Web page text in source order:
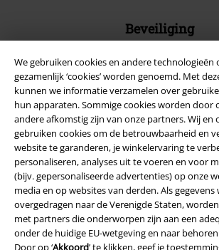
We gebruiken cookies en andere technologieën
gezamenlijk ‘cookies’ worden genoemd. Met
kunnen we informatie verzamelen over
hun apparaten. Sommige cookies worden door
andere afkomstig zijn van onze partners. Wij en
gebruiken cookies om de betrouwbaarheid en
website te garanderen, je winkelervaring te
personaliseren, analyses uit te voeren en voor
(bijv. gepersonaliseerde advertenties) op onze
media en op websites van derden. Als gegevens
overgedragen naar de Verenigde Staten,
met partners die onderworpen zijn aan een
onder de huidige EU-wetgeving en naar
Door op ‘Akkoord’ te klikken, geef je
Beveiliging
Legal